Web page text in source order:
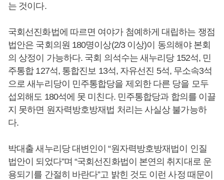
는 것이다.
국회선진화법에 따르면 여야가 첨예하게 대립하는 쟁점
법안은 국회의원 180명이상(2/3 이상)이 동의해야 본회
의 상정이 가능하다. 국회 의석수는 새누리당 152석, 민
주통합 127석, 통합진보 13석, 자유선진 5석, 무소속3석
으로 새누리당이 민주통합당을 제외한 다른 당을 모두
섭외해도 180석에 못 미친다. 민주통합당과 합의를 이끌
지 못하면 원자력방호방재법 처리는 사실상 불가능하
다.
박대출 새누리당 대변인이 “원자력방호방재법이 인질
법안이 되었다”며 “국회선진화법이 본연의 취지대로 운
용되기를 간절히 바란다”고 밝힌 것도 이런 사정 때문이